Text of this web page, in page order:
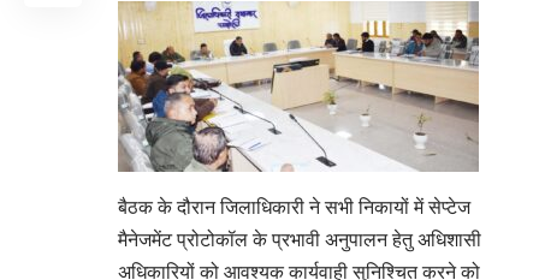
बैठक के दौरान जिलाधिकारी ने सभी निकायों में सेप्टेज
मैनेजमेंट प्रोटोकॉल के प्रभावी अनुपालन हेतु अधिशासी
अधिकारियों को आवश्यक कार्यवाही सुनिश्चित करने को